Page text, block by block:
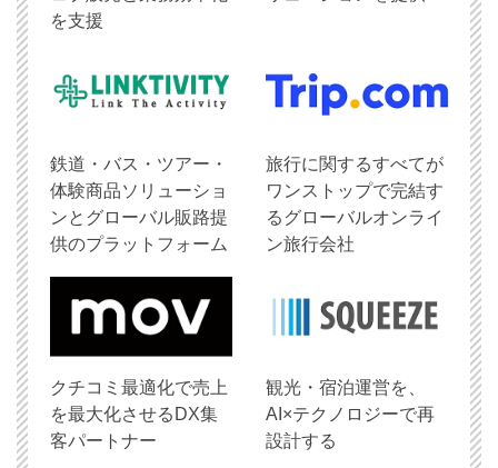
を支援
鉄道・バス・ツアー・
体験商品ソリューショ
ンとグローバル販路提
供のプラットフォーム
旅行に関するすべてが
ワンストップで完結す
るグローバルオンライ
ン旅行会社
クチコミ最適化で売上
を最大化させるDX集
客パートナー
観光・宿泊運営を、
AI×テクノロジーで再
設計する